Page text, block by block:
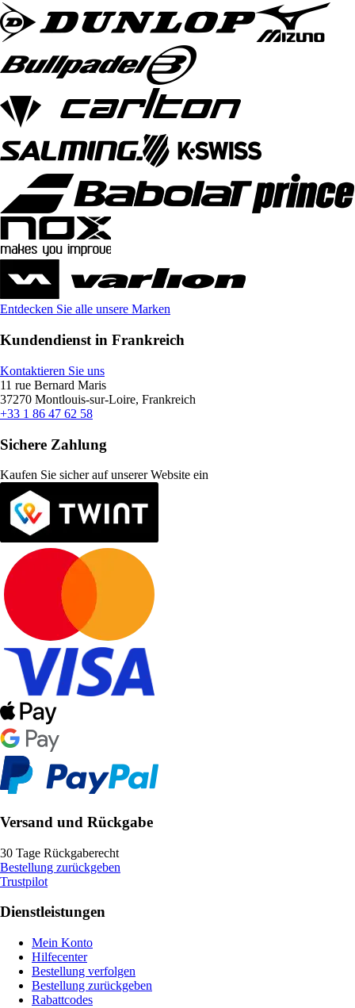
Entdecken Sie alle unsere Marken
Kundendienst in Frankreich
Kontaktieren Sie uns
11 rue Bernard Maris
37270 Montlouis-sur-Loire, Frankreich
+33 1 86 47 62 58
Sichere Zahlung
Kaufen Sie sicher auf unserer Website ein
Versand und Rückgabe
30 Tage Rückgaberecht
Bestellung zurückgeben
Trustpilot
Dienstleistungen
Mein Konto
Hilfecenter
Bestellung verfolgen
Bestellung zurückgeben
Rabattcodes